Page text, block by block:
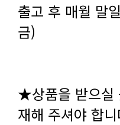
출고 후 매월 말
금)
★상품을 받으실
재해 주셔야 합